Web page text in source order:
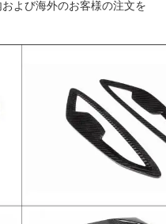
よび海外のお客様の注文を